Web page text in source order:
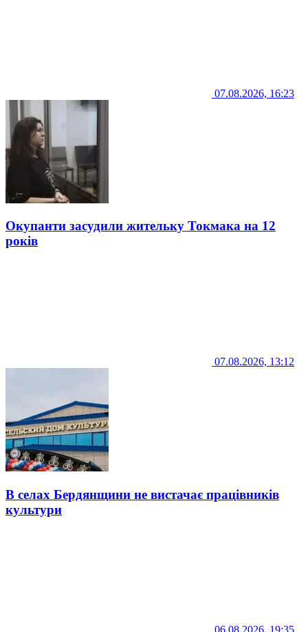
07.08.2026, 16:23
Окупанти засудили жительку Токмака на 12
років
07.08.2026, 13:12
В селах Бердянщини не вистачає працівників
культури